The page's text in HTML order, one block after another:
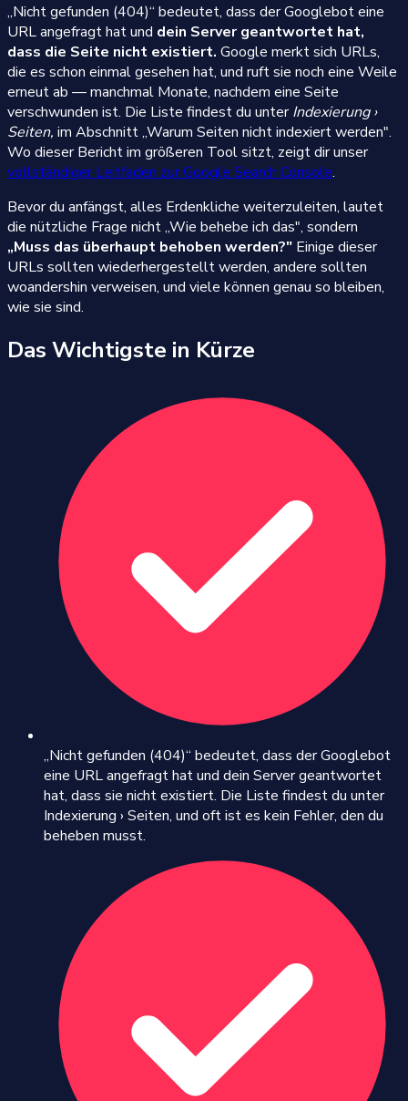
„Nicht gefunden (404)“ bedeutet, dass der Googlebot eine
URL angefragt hat und dein Server geantwortet hat,
dass die Seite nicht existiert. Google merkt sich URLs,
die es schon einmal gesehen hat, und ruft sie noch eine Weile
erneut ab — manchmal Monate, nachdem eine Seite
verschwunden ist. Die Liste findest du unterIndexierung ›
Seiten, im Abschnitt „Warum Seiten nicht indexiert werden".
Wo dieser Bericht im größeren Tool sitzt, zeigt dir unser
vollständiger Leitfaden zur Google Search Console.
Bevor du anfängst, alles Erdenkliche weiterzuleiten, lautet
die nützliche Frage nicht „Wie behebe ich das", sondern
„Muss das überhaupt behoben werden?" Einige dieser
URLs sollten wiederhergestellt werden, andere sollten
woandershin verweisen, und viele können genau so bleiben,
wie sie sind.
Das Wichtigste in Kürze
„Nicht gefunden (404)“ bedeutet, dass der Googlebot
eine URL angefragt hat und dein Server geantwortet
hat, dass sie nicht existiert. Die Liste findest du unter
Indexierung › Seiten, und oft ist es kein Fehler, den du
beheben musst.